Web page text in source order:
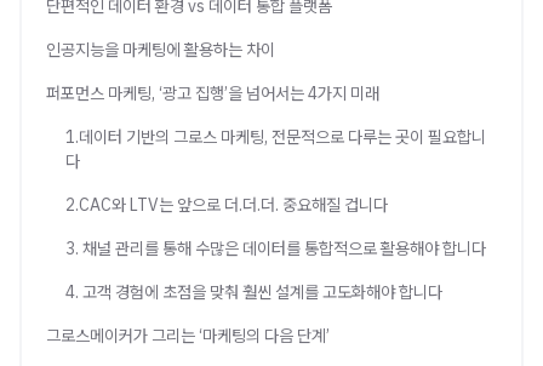
단편적인 데이터 환경 vs 데이터 통합 플랫폼
인공지능을 마케팅에 활용하는 차이
퍼포먼스 마케팅, ‘광고 집행’을 넘어서는 4가지 미래
1.데이터 기반의 그로스 마케팅, 전문적으로 다루는 곳이 필요합니
다
2.CAC와 LTV는 앞으로 더.더.더. 중요해질 겁니다
3. 채널 관리를 통해 수많은 데이터를 통합적으로 활용해야 합니다
4. 고객 경험에 초점을 맞춰 훨씬 설계를 고도화해야 합니다
그로스메이커가 그리는 ‘마케팅의 다음 단계’